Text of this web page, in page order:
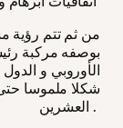
من ثم تتم رؤية
بوصفه مركبة
الأوروبي و
شكلا ملموسا
العشرين .